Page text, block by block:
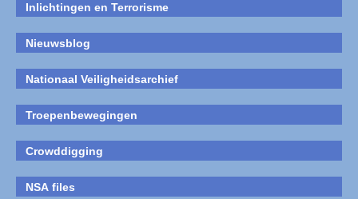
Inlichtingen en Terrorisme
Nieuwsblog
Nationaal Veiligheidsarchief
Troepenbewegingen
Crowddigging
NSA files